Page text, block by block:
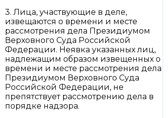
3. Лица, участвующие в деле,
извещаются о времени и месте
рассмотрения дела Президиумом
Верховного Суда Российской
Федерации. Неявка указанных лиц,
надлежащим образом извещенных о
времени и месте рассмотрения дела
Президиумом Верховного Суда
Российской Федерации, не
препятствует рассмотрению дела в
порядке надзора.